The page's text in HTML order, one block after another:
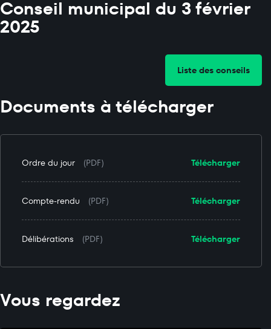
Conseil municipal du 3 février
2025
Liste des conseils
Documents à télécharger
Télécharger
Ordre du jour (PDF)
Télécharger
Compte-rendu (PDF)
Télécharger
Délibérations (PDF)
Vous regardez